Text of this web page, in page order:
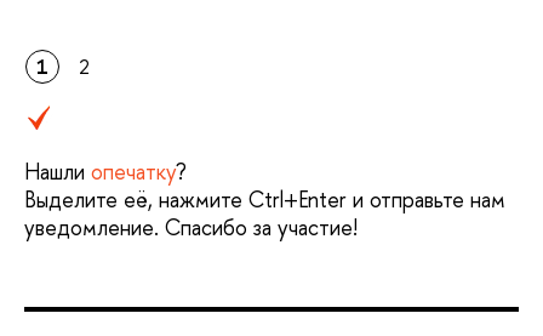
1 2
Нашли опечатку?
Выделите её, нажмите Ctrl+Enter и отправьте нам
уведомление. Спасибо за участие!